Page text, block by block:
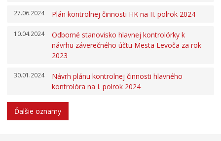
Ochrana osobných údajov
Úradné hodiny pre styk s verejnosťou
27.06.2024 Plán kontrolnej činnosti HK na II. polrok 2024
10.04.2024
Odborné stanovisko hlavnej kontrolórky k
návrhu záverečného účtu Mesta Levoča za rok
2023
30.01.2024
Návrh plánu kontrolnej činnosti hlavného
kontrolóra na I. polrok 2024
Ďalšie oznamy